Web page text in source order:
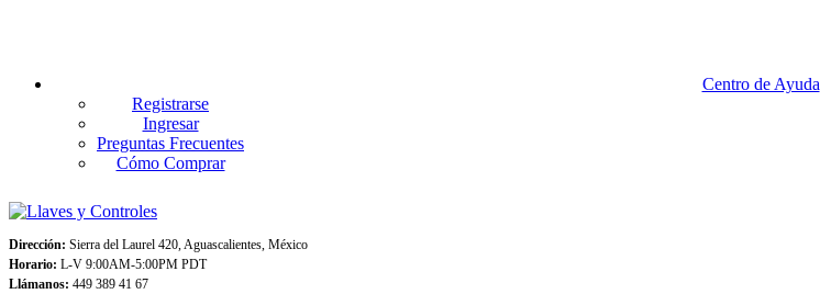
Centro de Ayuda
Registrarse
Ingresar
Preguntas Frecuentes
Cómo Comprar
Dirección: Sierra del Laurel 420, Aguascalientes, México
Horario: L-V 9:00AM-5:00PM PDT
Llámanos: 449 389 41 67